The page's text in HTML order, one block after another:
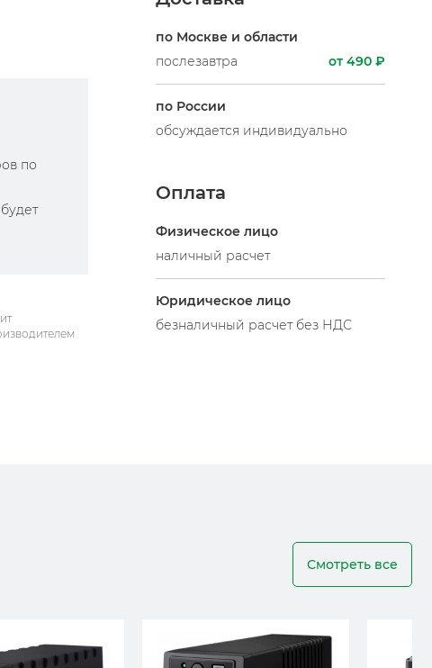
по Москве и области
послезавтра
от 490 ₽
по России
обсуждается индивидуально
Оплата
Физическое лицо
наличный расчет
Юридическое лицо
безналичный расчет без НДС
по
Смотреть все